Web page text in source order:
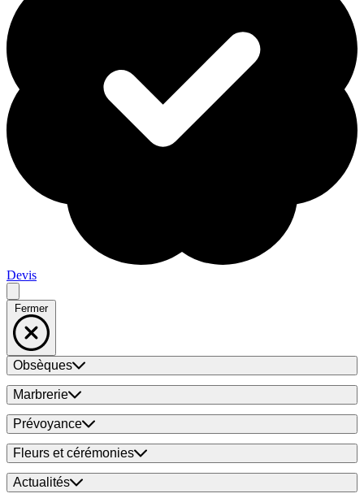
Devis
Fermer
Obsèques
Marbrerie
Prévoyance
Fleurs et cérémonies
Actualités